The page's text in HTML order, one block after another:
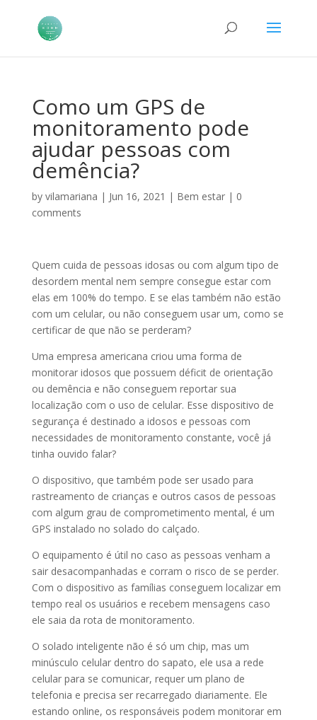
Como um GPS de
monitoramento pode
ajudar pessoas com
demência?
by vilamariana | Jun 16, 2021 | Bem estar| 0
comments
Quem cuida de pessoas idosas ou com algum tipo de
desordem mental nem sempre consegue estar com
elas em 100% do tempo. E se elas também não estão
com um celular, ou não conseguem usar um, como se
certificar de que não se perderam?
Uma empresa americana criou uma forma de
monitorar idosos que possuem déficit de orientação
ou demência e não conseguem reportar sua
localização com o uso de celular. Esse dispositivo de
segurança é destinado a idosos e pessoas com
necessidades de monitoramento constante, você já
tinha ouvido falar?
O dispositivo, que também pode ser usado para
rastreamento de crianças e outros casos de pessoas
com algum grau de comprometimento mental, é um
GPS instalado no solado do calçado.
O equipamento é útil no caso as pessoas venham a
sair desacompanhadas e corram o risco de se perder.
Com o dispositivo as famílias conseguem localizar em
tempo real os usuários e recebem mensagens caso
ele saia da rota de monitoramento.
O solado inteligente não é só um chip, mas um
minúsculo celular dentro do sapato, ele usa a rede
celular para se comunicar, requer um plano de
telefonia e precisa ser recarregado diariamente. Ele
estando online, os responsáveis podem monitorar em